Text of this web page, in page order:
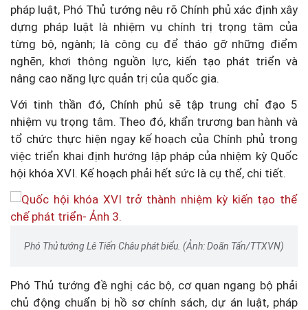
pháp luật, Phó Thủ tướng nêu rõ Chính phủ xác định xây
dựng pháp luật là nhiệm vụ chính trị trọng tâm của
từng bộ, ngành; là công cụ để tháo gỡ những điểm
nghẽn, khơi thông nguồn lực, kiến tạo phát triển và
nâng cao năng lực quản trị của quốc gia.
Với tinh thần đó, Chính phủ sẽ tập trung chỉ đạo 5
nhiệm vụ trọng tâm. Theo đó, khẩn trương ban hành và
tổ chức thực hiện ngay kế hoạch của Chính phủ trong
việc triển khai định hướng lập pháp của nhiệm kỳ Quốc
hội khóa XVI. Kế hoạch phải hết sức là cụ thể, chi tiết.
Phó Thủ tướng Lê Tiến Châu phát biểu. (Ảnh: Doãn Tấn/TTXVN)
Phó Thủ tướng đề nghị các bộ, cơ quan ngang bộ phải
chủ động chuẩn bị hồ sơ chính sách, dự án luật, pháp